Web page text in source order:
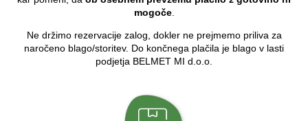
mogoče.
Ne držimo rezervacije zalog, dokler ne prejmemo priliva za
naročeno blago/storitev. Do končnega plačila je blago v lasti
podjetja BELMET MI d.o.o.